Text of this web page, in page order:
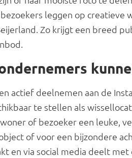
leggen op creatieve
Zo krijgt een breed
actief deelnemen aan de
te stellen als
of bezoeker een leuke,
of voor een bijzondere
en via social media deelt met